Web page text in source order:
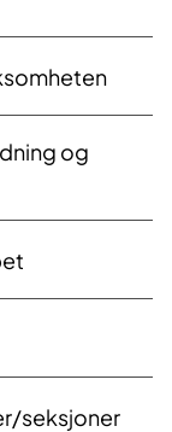
og
seksjoner